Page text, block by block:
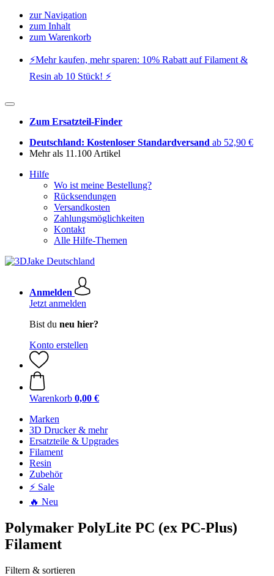
zur Navigation
zum Inhalt
zum Warenkorb
⚡️Mehr kaufen, mehr sparen: 10% Rabatt auf Filament &
Resin ab 10 Stück! ⚡️
Zum Ersatzteil-Finder
Deutschland: Kostenloser Standardversand ab 52,90 €
Mehr als 11.100 Artikel
Hilfe
Wo ist meine Bestellung?
Rücksendungen
Versandkosten
Zahlungsmöglichkeiten
Kontakt
Alle Hilfe-Themen
Anmelden
Jetzt anmelden
Bist du neu hier?
Konto erstellen
Warenkorb 0,00 €
Marken
3D Drucker & mehr
Ersatzteile & Upgrades
Filament
Resin
Zubehör
⚡ Sale
🔥 Neu
Polymaker PolyLite PC (ex PC-Plus)
Filament
Filtern & sortieren